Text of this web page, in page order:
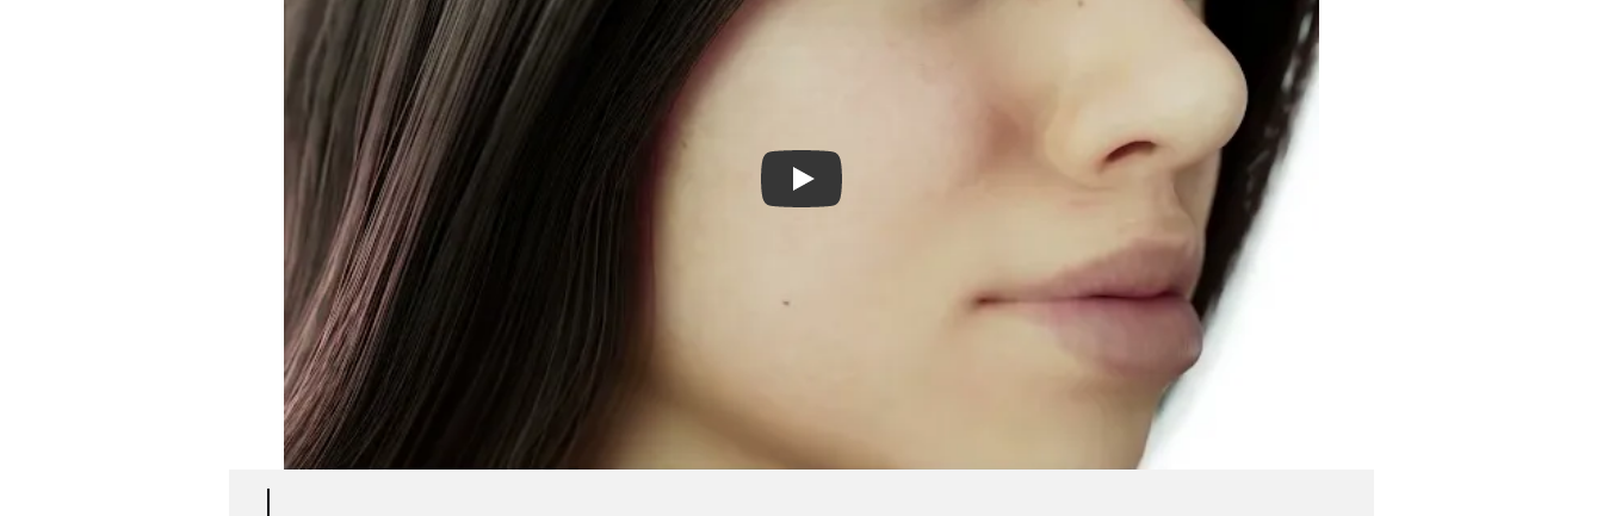
Play